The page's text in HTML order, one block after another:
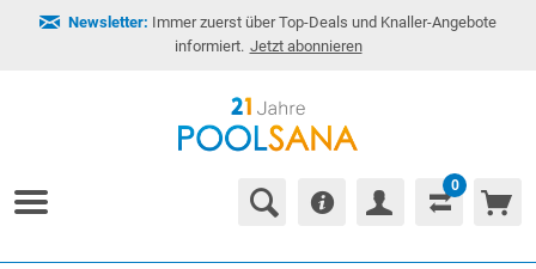
Newsletter: Immer zuerst über Top-Deals und Knaller-Angebote
informiert. Jetzt abonnieren
0